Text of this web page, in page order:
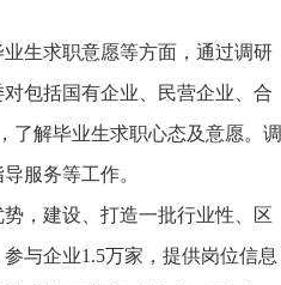
生求职意愿等方面，通过调研
包括国有企业、民营企业、合
了解毕业生求职心态及意愿。调
服务等工作。
，建设、打造一批行业性、区
与企业1.5万家，提供岗位信息